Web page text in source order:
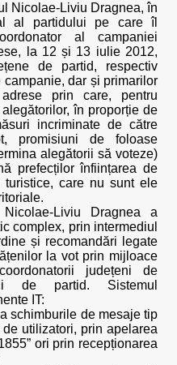
Nicolae-Liviu Dragnea, în
al partidului pe care îl
al campaniei
la 12 și 13 iulie 2012,
de partid, respectiv
dar și primarilor
prin care, pentru
în proporție de
incriminate de către
promisiuni de foloase
alegătorii să voteze)
prefecților înființarea de
care nu sunt ele
Liviu Dragnea a
complex, prin intermediul
și recomandări legate
la vot prin mijloace
județeni de
de partid. Sistemul
IT:
schimburile de mesaje tip
utilizatori, prin apelarea
ori prin recepționarea